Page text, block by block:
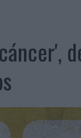
CENTRADA EN EL
EXPERIENCIA DE
MARCAS
IA
A PRUEBA LA
LA INFANCIA EN SU